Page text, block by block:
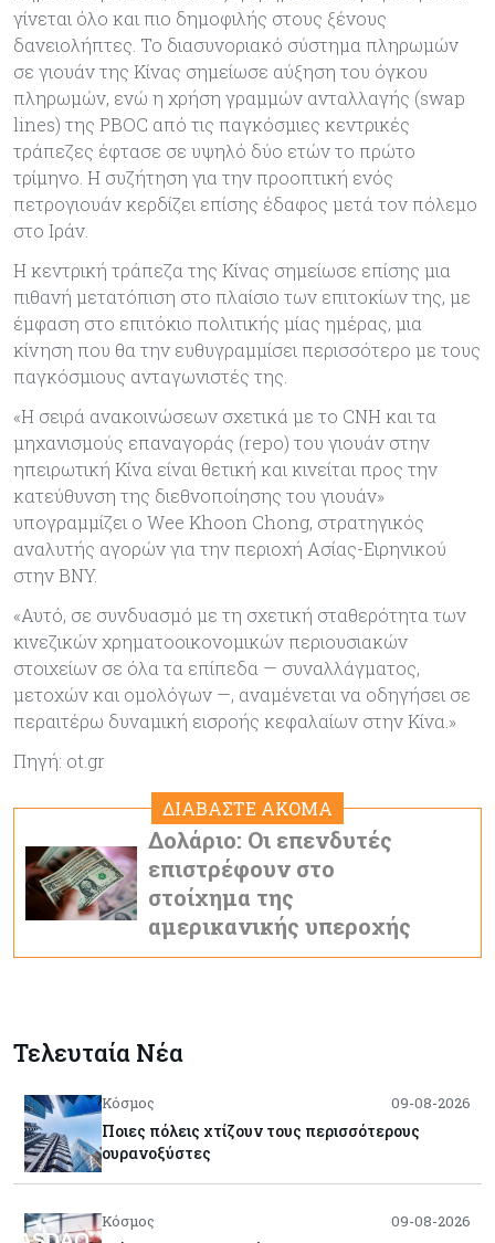
γίνεται όλο και πιο δημοφιλής στους ξένους
δανειολήπτες. Το διασυνοριακό σύστημα πληρωμών
σε γιουάν της Κίνας σημείωσε αύξηση του όγκου
πληρωμών, ενώ η χρήση γραμμών ανταλλαγής (swap
lines) της PBOC από τις παγκόσμιες κεντρικές
τράπεζες έφτασε σε υψηλό δύο ετών το πρώτο
τρίμηνο. Η συζήτηση για την προοπτική ενός
πετρογιουάν κερδίζει επίσης έδαφος μετά τον πόλεμο
στο Ιράν.
Η κεντρική τράπεζα της Κίνας σημείωσε επίσης μια
πιθανή μετατόπιση στο πλαίσιο των επιτοκίων της, με
έμφαση στο επιτόκιο πολιτικής μίας ημέρας, μια
κίνηση που θα την ευθυγραμμίσει περισσότερο με τους
παγκόσμιους ανταγωνιστές της.
«Η σειρά ανακοινώσεων σχετικά με το CNH και τα
μηχανισμούς επαναγοράς (repo) του γιουάν στην
ηπειρωτική Κίνα είναι θετική και κινείται προς την
κατεύθυνση της διεθνοποίησης του γιουάν»
υπογραμμίζει ο Wee Khoon Chong, στρατηγικός
αναλυτής αγορών για την περιοχή Ασίας-Ειρηνικού
στην BNY.
«Αυτό, σε συνδυασμό με τη σχετική σταθερότητα των
κινεζικών χρηματοοικονομικών περιουσιακών
στοιχείων σε όλα τα επίπεδα — συναλλάγματος,
μετοχών και ομολόγων —, αναμένεται να οδηγήσει σε
περαιτέρω δυναμική εισροής κεφαλαίων στην Κίνα.»
Πηγή: ot.gr
ΔΙΑΒΑΣΤΕ ΑΚΟΜΑ
Δολάριο: Οι επενδυτές
επιστρέφουν στο
στοίχημα της
αμερικανικής υπεροχής
Τελευταία Νέα
Κόσμος 09-08-2026
Ποιες πόλεις χτίζουν τους περισσότερους
ουρανοξύστες
Κόσμος 09-08-2026